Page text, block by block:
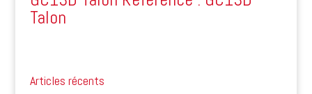
Talon
Articles récents